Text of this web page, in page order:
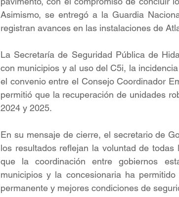
Asimismo, se entregó a la Guardia
registran avances en las instalaciones de
La Secretaría de Seguridad Pública de
con municipios y al uso del C5i, la
el convenio entre el Consejo Coordinador
permitió que la recuperación de unidades
2024 y 2025.
En su mensaje de cierre, el secretario de
los resultados reflejan la voluntad de
que la coordinación entre gobiernos
municipios y la concesionaria ha
permanente y mejores condiciones de